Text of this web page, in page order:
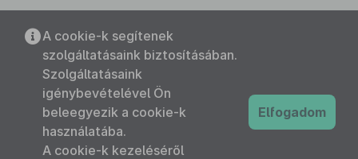
A cookie-k segítenek
szolgáltatásaink biztosításában.
Szolgáltatásaink
igénybevételével Ön
beleegyezik a cookie-k
használatába.
A cookie-k kezeléséről
Elfogadom